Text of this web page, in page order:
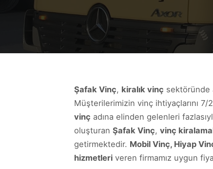
Şafak Vinç, kiralık vinç sektöründe
Müşterilerimizin vinç ihtiyaçlarını 7/
vinç adına elinden gelenleri
oluşturan Şafak Vinç, vinç
getirmektedir. Mobil Vinç, Hiyap
hizmetleri veren firmamız uygun